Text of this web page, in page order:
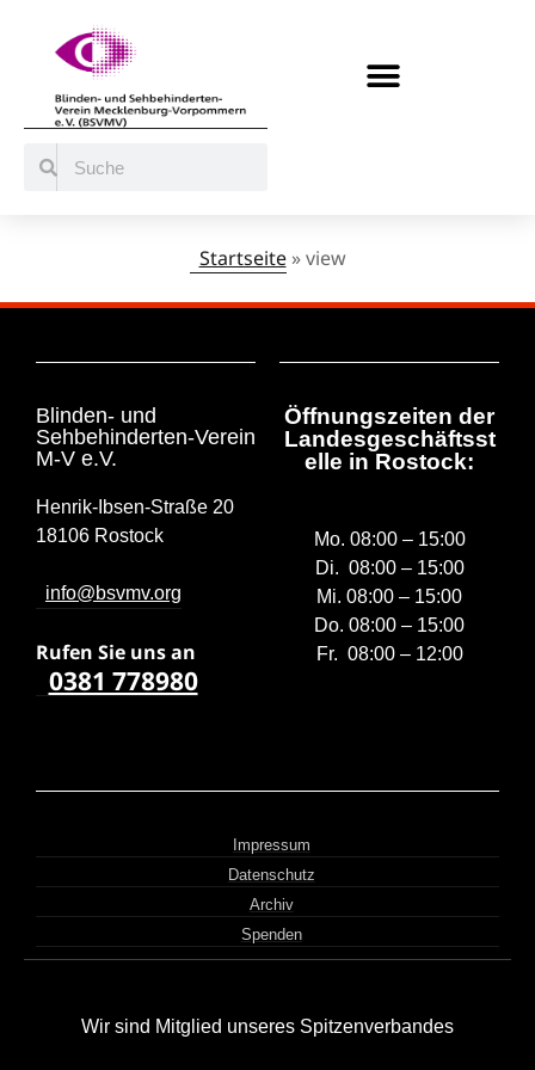
Startseite»view
Blinden- und
Sehbehinderten-Verein
M-V e.V.
Henrik-Ibsen-Straße 20
18106 Rostock
info@bsvmv.org
Rufen Sie uns an
0381 778980
Öffnungszeiten der
Landesgeschäftsst
elle in Rostock:
Mo. 08:00 – 15:00
Di. 08:00 – 15:00
Mi. 08:00 – 15:00
Do. 08:00 – 15:00
Fr. 08:00 – 12:00
Impressum
Datenschutz
Archiv
Spenden
Wir sind Mitglied unseres Spitzenverbandes